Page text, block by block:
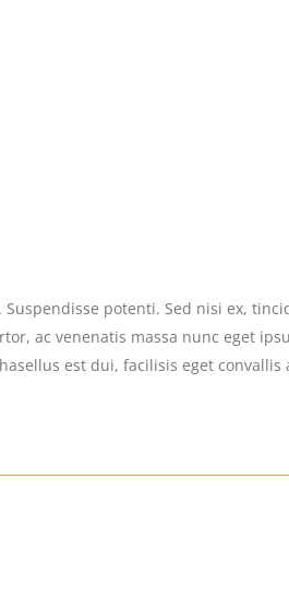
potenti. Sed nisi ex,
ac venenatis massa nunc eget
est dui, facilisis eget